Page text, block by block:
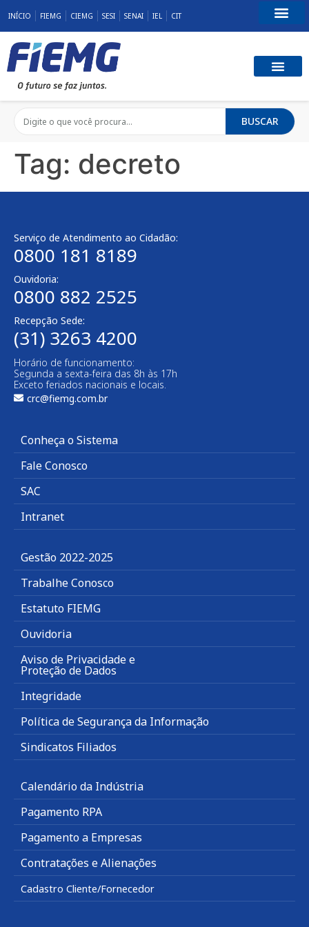
INÍCIO FIEMG CIEMG SESI SENAI IEL CIT
BUSCAR
Tag: decreto
Serviço de Atendimento ao Cidadão:
0800 181 8189
Ouvidoria:
0800 882 2525
Recepção Sede:
(31) 3263 4200
Horário de funcionamento:
Segunda a sexta-feira das 8h às 17h
Exceto feriados nacionais e locais.
crc@fiemg.com.br
Conheça o Sistema
Fale Conosco
SAC
Intranet
Gestão 2022-2025
Trabalhe Conosco
Estatuto FIEMG
Ouvidoria
Aviso de Privacidade e
Proteção de Dados
Integridade
Política de Segurança da Informação
Sindicatos Filiados
Calendário da Indústria
Pagamento RPA
Pagamento a Empresas
Contratações e Alienações
Cadastro Cliente/Fornecedor